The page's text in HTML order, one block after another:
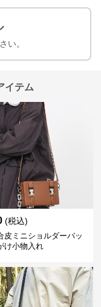
い。
イテム
(税込)
皮ミニショルダーバッ
け小物入れ